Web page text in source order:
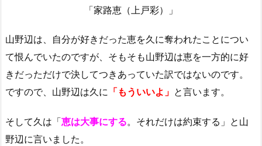
「家路恵（上戸彩）」
山野辺は、自分が好きだった恵を久に奪われたことについ
て恨んでいたのですが、そもそも山野辺は恵を一方的に好
きだっただけで決してつきあっていた訳ではないのです。
ですので、山野辺は久に 「もういいよ」 と言います。
そして久は「恵は大事にする。それだけは約束する」と山
野辺に言いました。